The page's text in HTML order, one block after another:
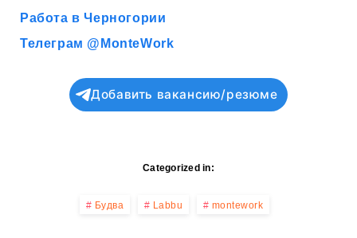
Работа в Черногории
Телеграм @MonteWork
Добавить вакансию/резюме
Categorized in:
Будва Labbu montework